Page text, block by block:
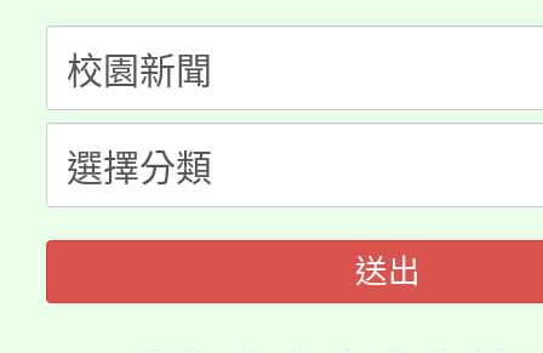
程，歡迎學生輔導中心
心理、諮商輔導、社會
系所師生報名參加。
縣市「校園短影音徵選
門員」簡章及活動海報
踴躍報名參加。
桃園市115學年度學生
要點
「桃園市補助參觀特色
展演活動實施計畫」
115年度「教育部表揚
義教育推展貢獻獎」
送出